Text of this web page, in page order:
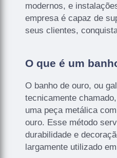
modernos, e
empresa é capaz de
seus clientes,
O que é um
O banho de ouro, ou
tecnicamente
uma peça metálica
ouro. Esse método
durabilidade e
largamente utilizado